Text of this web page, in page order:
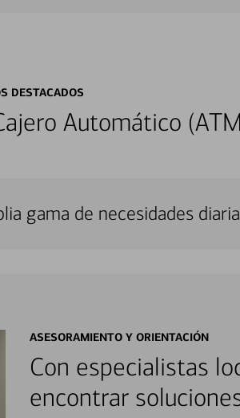
DESTACADOS
Automático
gama de necesidades
ASESORAMIENTO Y ORIENTACIÓN
Con especialistas
encontrar